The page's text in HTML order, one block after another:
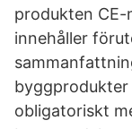
produkten CE-
innehåller
byggprodukter
obligatoriskt